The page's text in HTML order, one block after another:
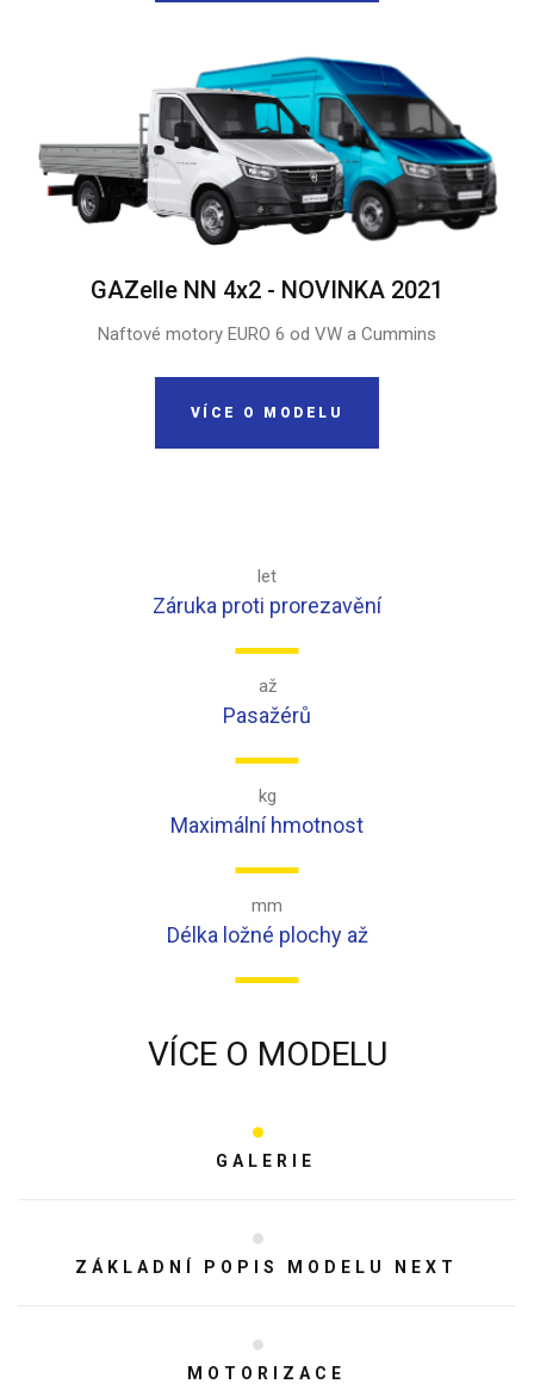
GAZelle NN 4x2 - NOVINKA 2021
Naftové motory EURO 6 od VW a Cummins
VÍCE O MODELU
let
Záruka proti prorezavění
až
Pasažérů
kg
Maximální hmotnost
mm
Délka ložné plochy až
VÍCE O MODELU
GALERIE
ZÁKLADNÍ POPIS MODELU NEXT
MOTORIZACE